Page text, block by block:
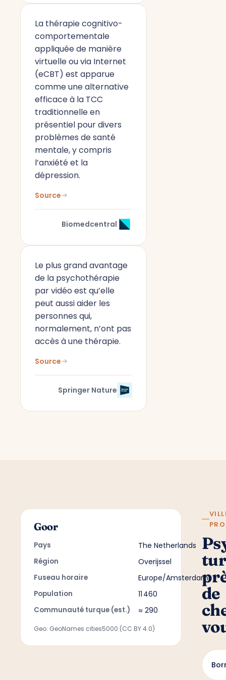
La thérapie cognitivo-
comportementale
appliquée de manière
virtuelle ou via Internet
(eCBT) est apparue
comme une alternative
efficace à la TCC
traditionnelle en
présentiel pour divers
problèmes de santé
mentale, y compris
l’anxiété et la
dépression.
Source
Biomedcentral
Le plus grand avantage
de la psychothérapie
par vidéo est qu’elle
peut aussi aider les
personnes qui,
normalement, n’ont pas
accès à une thérapie.
Source
Springer Nature
Goor
Pays The Netherlands
Région Overijssel
Fuseau horaire Europe/Amsterdam
Population 11 460
Communauté turque (est.) ≈ 290
Geo: GeoNames cities5000 (CC BY 4.0)
de